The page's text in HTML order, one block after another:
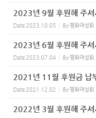
2023년 9월 후원해 주셔
Date 2023.10.05 By평화여성회
2023년 6월 후원해 주셔
Date 2023.07.04 By평화여성회
2021년 11월 후원금 납
Date 2021.12.02 By평화여성회
2022년 3월 후원해 주셔